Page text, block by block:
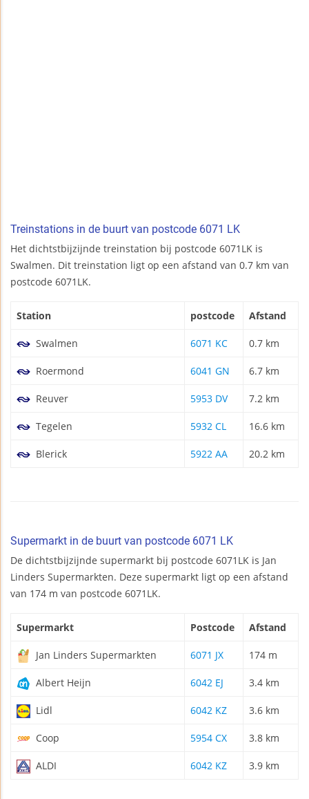
Treinstations in de buurt van postcode 6071 LK
Het dichtstbijzijnde treinstation bij postcode 6071LK is
Swalmen. Dit treinstation ligt op een afstand van 0.7 km van
postcode 6071LK.
Station postcode Afstand
Swalmen 6071 KC 0.7 km
Roermond 6041 GN 6.7 km
Reuver 5953 DV 7.2 km
Tegelen 5932 CL 16.6 km
Blerick 5922 AA 20.2 km
Supermarkt in de buurt van postcode 6071 LK
De dichtstbijzijnde supermarkt bij postcode 6071LK is Jan
Linders Supermarkten. Deze supermarkt ligt op een afstand
van 174 m van postcode 6071LK.
Supermarkt Postcode Afstand
Jan Linders Supermarkten 6071 JX 174 m
Albert Heijn 6042 EJ 3.4 km
Lidl 6042 KZ 3.6 km
Coop 5954 CX 3.8 km
ALDI 6042 KZ 3.9 km